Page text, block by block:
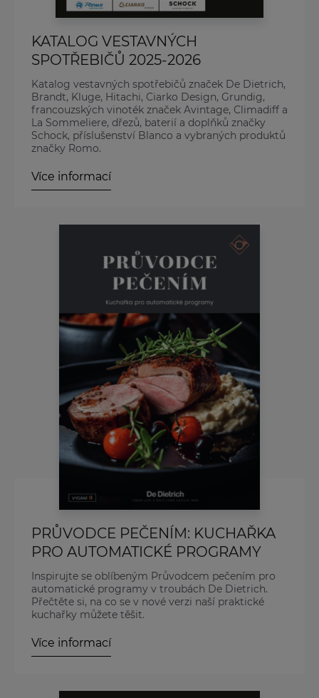
KATALOG VESTAVNÝCH
SPOTŘEBIČŮ 2025-2026
Katalog vestavných spotřebičů značek De Dietrich,
Brandt, Kluge, Hitachi, Ciarko Design, Grundig,
francouzských vinoték značek Avintage, Climadiff a
La Sommeliere, dřezů, baterií a doplňků značky
Schock, příslušenství Blanco a vybraných produktů
značky Romo.
Více informací
PRŮVODCE PEČENÍM: KUCHAŘKA
PRO AUTOMATICKÉ PROGRAMY
Inspirujte se oblíbeným Průvodcem pečením pro
automatické programy v troubách De Dietrich.
Přečtěte si, na co se v nové verzi naší praktické
kuchařky můžete těšit.
Více informací